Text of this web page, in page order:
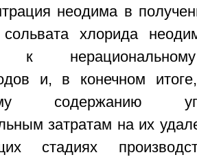
неодима в
сольвата хлорида
к
и, в конечном
содержанию
затратам на их
стадиях